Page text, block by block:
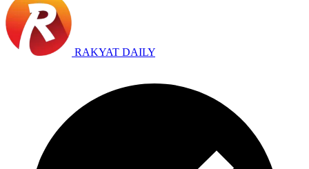
RAKYAT DAILY